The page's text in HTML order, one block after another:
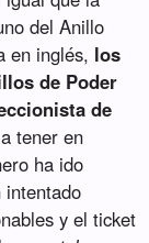
del Anillo
en inglés, los
de Poder
de
tener en
ha ido
intentado
y el ticket